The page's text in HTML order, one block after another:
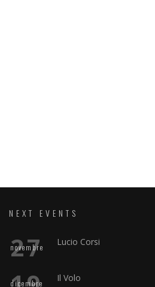
NEXT EVENTS
27
novembre Lucio Corsi
dicembre Il Volo